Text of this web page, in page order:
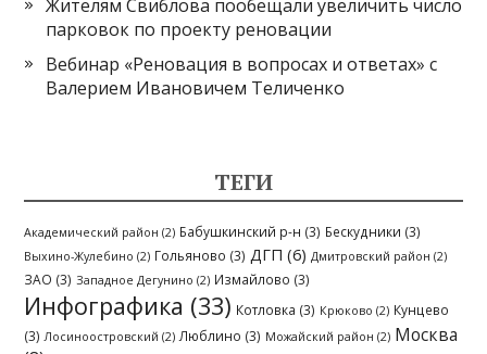
Жителям Свиблова пообещали увеличить число
парковок по проекту реновации
Вебинар «Реновация в вопросах и ответах» с
Валерием Ивановичем Теличенко
ТЕГИ
Академический район (2) Бабушкинский р-н (3) Бескудники (3)
Выхино-Жулебино (2) Гольяново (3) ДГП (6) Дмитровский район (2)
ЗАО (3) Западное Дегунино (2) Измайлово (3)
Инфографика (33) Котловка (3) Крюково (2) Кунцево
(3) Лосиноостровский (2) Люблино (3) Можайский район (2) Москва